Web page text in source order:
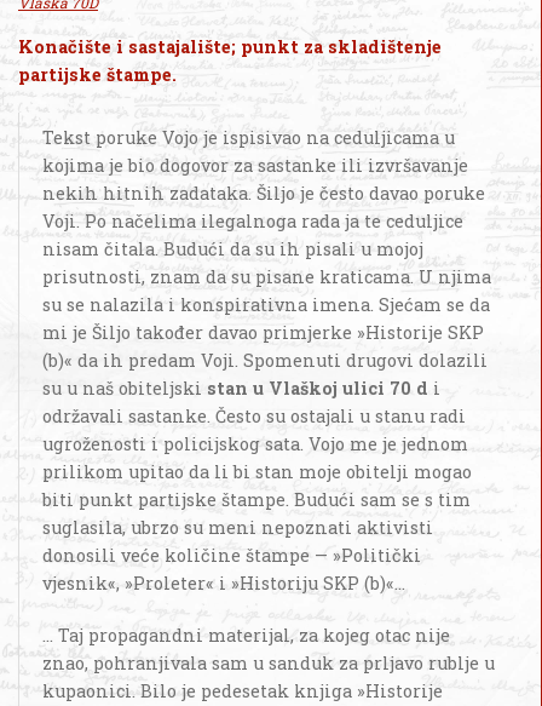
Konačište i sastajalište; punkt za skladištenje
partijske štampe.
Tekst poruke Vojo je ispisivao na ceduljicama u
kojima je bio dogovor za sastanke ili izvršavanje
nekih hitnih zadataka. Šiljo je često davao poruke
Voji. Po načelima ilegalnoga rada ja te ceduljice
nisam čitala. Budući da su ih pisali u mojoj
prisutnosti, znam da su pisane kraticama. U njima
su se nalazila i konspirativna imena. Sjećam se da
mi je Šiljo također davao primjerke »Historije SKP
(b)« da ih predam Voji. Spomenuti drugovi dolazili
su u naš obiteljski stan u Vlaškoj ulici 70 d i
održavali sastanke. Često su ostajali u stanu radi
ugroženosti i policijskog sata. Vojo me je jednom
prilikom upitao da li bi stan moje obitelji mogao
biti punkt partijske štampe. Budući sam se s tim
suglasila, ubrzo su meni nepoznati aktivisti
donosili veće količine štampe — »Politički
vjesnik«, »Proleter« i »Historiju SKP (b)«...
... Taj propagandni materijal, za kojeg otac nije
znao, pohranjivala sam u sanduk za prljavo rublje u
kupaonici. Bilo je pedesetak knjiga »Historije